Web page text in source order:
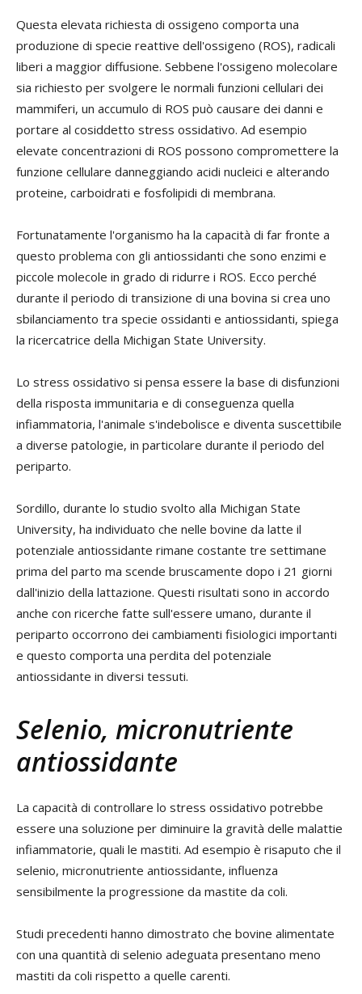
Questa elevata richiesta di ossigeno comporta una
produzione di specie reattive dell'ossigeno (ROS), radicali
liberi a maggior diffusione. Sebbene l'ossigeno molecolare
sia richiesto per svolgere le normali funzioni cellulari dei
mammiferi, un accumulo di ROS può causare dei danni e
portare al cosiddetto stress ossidativo. Ad esempio
elevate concentrazioni di ROS possono compromettere la
funzione cellulare danneggiando acidi nucleici e alterando
proteine, carboidrati e fosfolipidi di membrana.
Fortunatamente l'organismo ha la capacità di far fronte a
questo problema con gli antiossidanti che sono enzimi e
piccole molecole in grado di ridurre i ROS. Ecco perché
durante il periodo di transizione di una bovina si crea uno
sbilanciamento tra specie ossidanti e antiossidanti, spiega
la ricercatrice della Michigan State University.
Lo stress ossidativo si pensa essere la base di disfunzioni
della risposta immunitaria e di conseguenza quella
infiammatoria, l'animale s'indebolisce e diventa suscettibile
a diverse patologie, in particolare durante il periodo del
periparto.
Sordillo, durante lo studio svolto alla Michigan State
University, ha individuato che nelle bovine da latte il
potenziale antiossidante rimane costante tre settimane
prima del parto ma scende bruscamente dopo i 21 giorni
dall'inizio della lattazione. Questi risultati sono in accordo
anche con ricerche fatte sull'essere umano, durante il
periparto occorrono dei cambiamenti fisiologici importanti
e questo comporta una perdita del potenziale
antiossidante in diversi tessuti.
Selenio, micronutriente
antiossidante
La capacità di controllare lo stress ossidativo potrebbe
essere una soluzione per diminuire la gravità delle malattie
infiammatorie, quali le mastiti. Ad esempio è risaputo che il
selenio, micronutriente antiossidante, influenza
sensibilmente la progressione da mastite da coli.
Studi precedenti hanno dimostrato che bovine alimentate
con una quantità di selenio adeguata presentano meno
mastiti da coli rispetto a quelle carenti.